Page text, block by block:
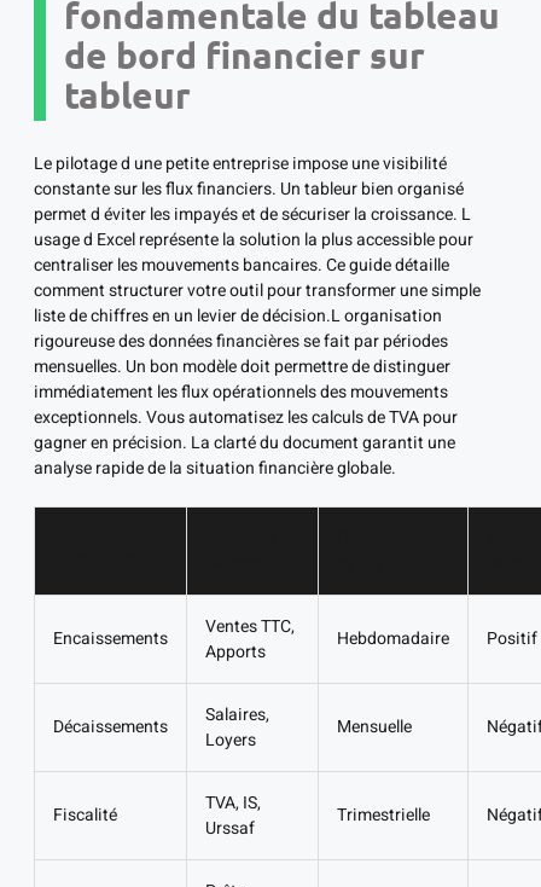
fondamentale du tableau
de bord financier sur
tableur
Le pilotage d une petite entreprise impose une visibilité
constante sur les flux financiers. Un tableur bien organisé
permet d éviter les impayés et de sécuriser la croissance. L
usage d Excel représente la solution la plus accessible pour
centraliser les mouvements bancaires. Ce guide détaille
comment structurer votre outil pour transformer une simple
liste de chiffres en un levier de décision.L organisation
rigoureuse des données financières se fait par périodes
mensuelles. Un bon modèle doit permettre de distinguer
immédiatement les flux opérationnels des mouvements
exceptionnels. Vous automatisez les calculs de TVA pour
gagner en précision. La clarté du document garantit une
analyse rapide de la situation financière globale.
Encaissements
Ventes TTC,
Apports
Hebdomadaire Positif
Décaissements
Salaires,
Loyers
Mensuelle
Fiscalité
TVA, IS,
Urssaf
Trimestrielle